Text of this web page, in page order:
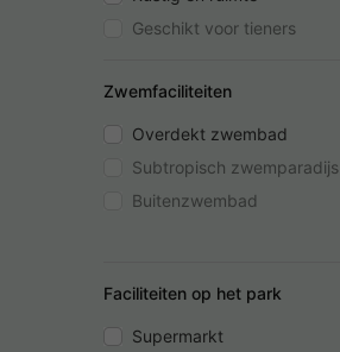
Geschikt voor tieners
Zwemfaciliteiten
Overdekt zwembad
Subtropisch zwemparadijs
Buitenzwembad
Faciliteiten op het park
Supermarkt